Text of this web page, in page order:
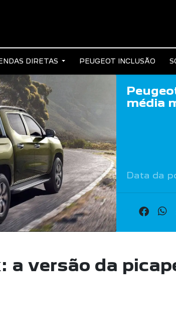
DIRETAS PEUGEOT INCLUSÃO
média
Data da
a versão da